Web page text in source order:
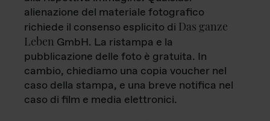
alienazione del materiale fotografico
richiede il consenso esplicito di Das ganze
Leben GmbH. La ristampa e la
pubblicazione delle foto è gratuita. In
cambio, chiediamo una copia voucher nel
caso della stampa, e una breve notifica nel
caso di film e media elettronici.